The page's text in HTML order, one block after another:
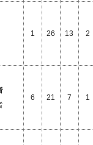
1 26 13 2
6 21 7 1